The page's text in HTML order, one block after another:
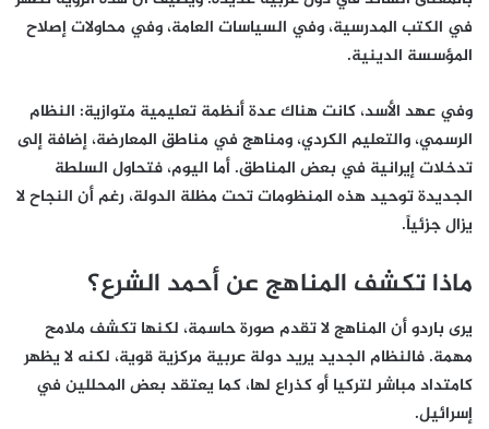
في الكتب المدرسية، وفي السياسات العامة، وفي محاولات إصلاح
المؤسسة الدينية.
وفي عهد الأسد، كانت هناك عدة أنظمة تعليمية متوازية: النظام
الرسمي، والتعليم الكردي، ومناهج في مناطق المعارضة، إضافة إلى
تدخلات إيرانية في بعض المناطق. أما اليوم، فتحاول السلطة
الجديدة توحيد هذه المنظومات تحت مظلة الدولة، رغم أن النجاح لا
يزال جزئياً.
ماذا تكشف المناهج عن أحمد الشرع؟
يرى باردو أن المناهج لا تقدم صورة حاسمة، لكنها تكشف ملامح
مهمة. فالنظام الجديد يريد دولة عربية مركزية قوية، لكنه لا يظهر
كامتداد مباشر لتركيا أو كذراع لها، كما يعتقد بعض المحللين في
إسرائيل.